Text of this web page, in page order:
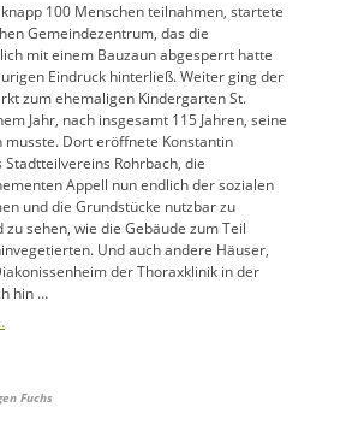
100 Menschen teilnahmen, startete
Gemeindezentrum, das die
mit einem Bauzaun abgesperrt hatte
Eindruck hinterließ. Weiter ging der
zum ehemaligen Kindergarten St.
Jahr, nach insgesamt 115 Jahren, seine
musste. Dort eröffnete Konstantin
Rohrbach, die
Appell nun endlich der sozialen
und die Grundstücke nutzbar zu
sehen, wie die Gebäude zum Teil
Und auch andere Häuser,
der Thoraxklinik in der
hin …
Fuchs